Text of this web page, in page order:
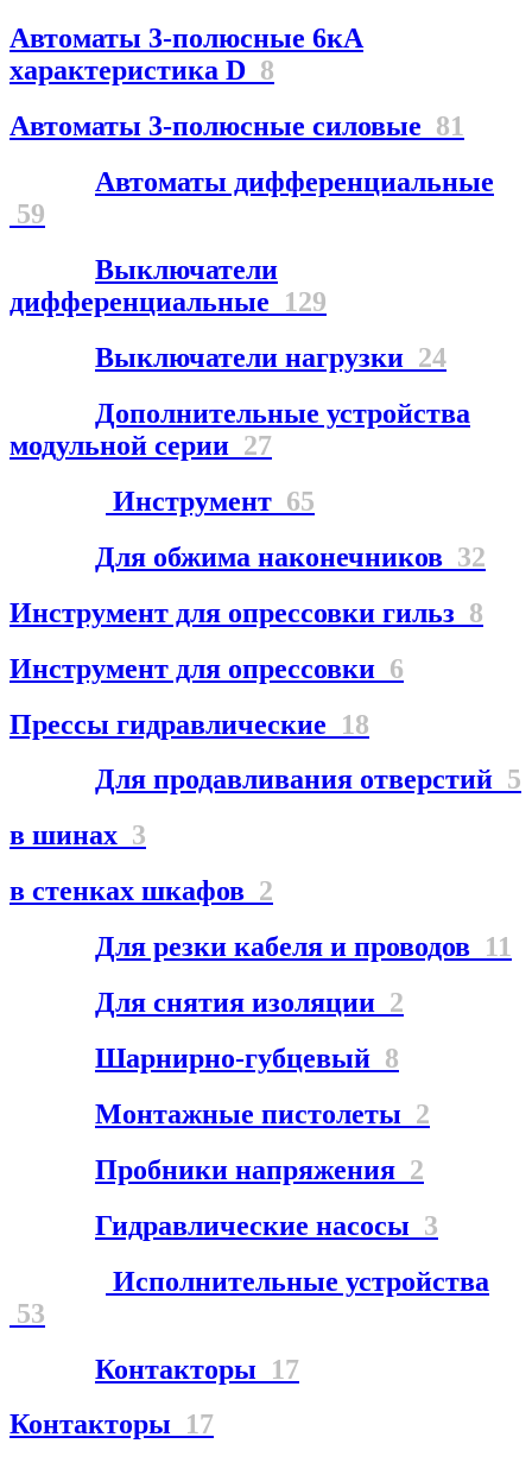
Автоматы 3-полюсные 6кА
характеристика D 8
Автоматы 3-полюсные силовые 81
Автоматы дифференциальные
59
Выключатели
дифференциальные 129
Выключатели нагрузки 24
Дополнительные устройства
модульной серии 27
Инструмент 65
Для обжима наконечников 32
Инструмент для опрессовки гильз 8
Инструмент для опрессовки 6
Прессы гидравлические 18
Для продавливания отверстий 5
в шинах 3
в стенках шкафов 2
Для резки кабеля и проводов 11
Для снятия изоляции 2
Шарнирно-губцевый 8
Монтажные пистолеты 2
Пробники напряжения 2
Гидравлические насосы 3
Исполнительные устройства
53
Контакторы 17
Контакторы 17